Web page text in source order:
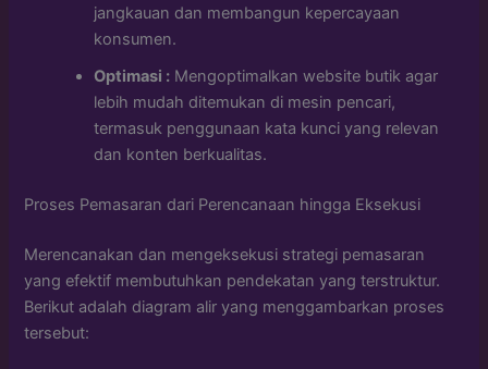
jangkauan dan membangun kepercayaan
konsumen.
Optimasi : Mengoptimalkan website butik agar
lebih mudah ditemukan di mesin pencari,
termasuk penggunaan kata kunci yang relevan
dan konten berkualitas.
Proses Pemasaran dari Perencanaan hingga Eksekusi
Merencanakan dan mengeksekusi strategi pemasaran
yang efektif membutuhkan pendekatan yang terstruktur.
Berikut adalah diagram alir yang menggambarkan proses
tersebut: